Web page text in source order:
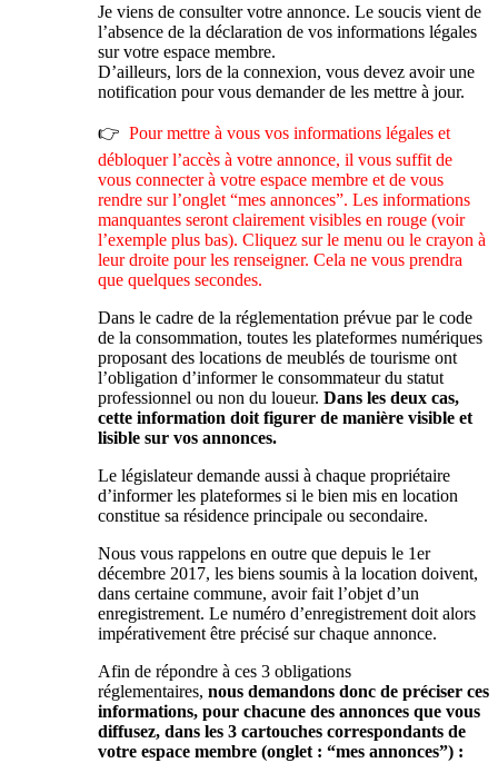
Je viens de consulter votre annonce. Le soucis vient de
l’absence de la déclaration de vos informations légales
sur votre espace membre.
D’ailleurs, lors de la connexion, vous devez avoir une
notification pour vous demander de les mettre à jour.
👉 Pour mettre à vous vos informations légales et
débloquer l’accès à votre annonce, il vous suffit de
vous connecter à votre espace membre et de vous
rendre sur l’onglet “mes annonces”. Les informations
manquantes seront clairement visibles en rouge (voir
l’exemple plus bas). Cliquez sur le menu ou le crayon à
leur droite pour les renseigner. Cela ne vous prendra
que quelques secondes.
Dans le cadre de la réglementation prévue par le code
de la consommation, toutes les plateformes numériques
proposant des locations de meublés de tourisme ont
l’obligation d’informer le consommateur du statut
professionnel ou non du loueur. Dans les deux cas,
cette information doit figurer de manière visible et
lisible sur vos annonces.
Le législateur demande aussi à chaque propriétaire
d’informer les plateformes si le bien mis en location
constitue sa résidence principale ou secondaire.
Nous vous rappelons en outre que depuis le 1er
décembre 2017, les biens soumis à la location doivent,
dans certaine commune, avoir fait l’objet d’un
enregistrement. Le numéro d’enregistrement doit alors
impérativement être précisé sur chaque annonce.
Afin de répondre à ces 3 obligations
réglementaires, nous demandons donc de préciser ces
informations, pour chacune des annonces que vous
diffusez, dans les 3 cartouches correspondants de
votre espace membre (onglet : “mes annonces”) :